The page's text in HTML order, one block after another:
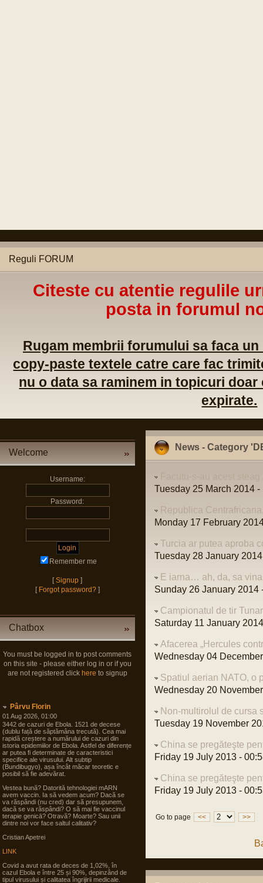
Reguli FORUM
Citeste cu atentie regulile
posta in forumul
Rugam membrii forumului sa faca
copy-paste textele catre care fac
nu o data sa raminem in topicuri
expirate.
Welcome
Username:
Password:
Remember me
[Signup ]
[ Forgot password? ]
Chatbox
You must be logged in to post comments
on this site - please either log in or if you
are not registered click here to signup
Pârvu Florin
01 Aug 2026, 01:00
3442 de cazuri de Ebola. 1521 de decese
(dublu față de săptămâna trecută). Cea mai
rapidă creștere a numărului de cazuri din
istoria epidemiilor de Ebola. Astfel de diferențe
ar putea fi determinate de caracteristici
specifice ale virusului. Alt subtip
(Bundibugyo), așa încât măcar teoretic e
posibil să fie adevărat.
Vestea bună? Datorită tehnologiei mARN
avem vaccin. Ia să vedem acum? Dacă se
va răspândi (nu cred) dar să presupunem,
dacă se va răspândi? O să mai fie vaccinul
terapie genicā? Otravă? Moarte? Sau unii
dintre noi vor face saltul calitativ?
Cristian Apetrei
LINK
Covid a avut rata de deces de 1,02%, în
cazul Ebola e între 25 și 90%, depinzând de
tipul virusului și calitatea îngrijirii medicale.
News - Category
Tuesday 25 March 2014 -
Republica
Monday 17 February
Turcia ar putea aproba
Tuesday 28 January
E iarna… ah, da, sa
Sunday 26 January 2014
Campionatul de tir
Saturday 11 January
Afacerea „Hercules
Wednesday 04
Spatiul aerian NATO, o
Wednesday 20
Non-multirolul de cursa
Tuesday 19 November
China se pregăteşte
Friday 19 July 2013 -
China se pregăteşte
Friday 19 July 2013 -
Go to page << >>